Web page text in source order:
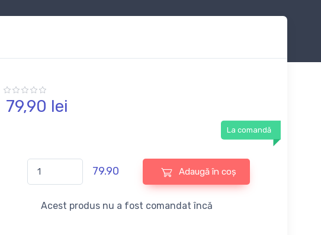
79,90 lei
La comandă
79.90 Adaugă în coș
Acest produs nu a fost comandat încă